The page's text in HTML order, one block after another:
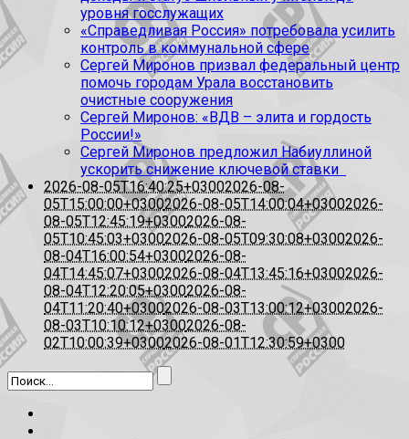
уровня госслужащих
«Справедливая Россия» потребовала усилить
контроль в коммунальной сфере
Сергей Миронов призвал федеральный центр
помочь городам Урала восстановить
очистные сооружения
Сергей Миронов: «ВДВ – элита и гордость
России!»
Сергей Миронов предложил Набиуллиной
ускорить снижение ключевой ставки
2026-08-05T16:40:25+03002026-08-
05T15:00:00+03002026-08-05T14:00:04+03002026-
08-05T12:45:19+03002026-08-
05T10:45:03+03002026-08-05T09:30:08+03002026-
08-04T16:00:54+03002026-08-
04T14:45:07+03002026-08-04T13:45:16+03002026-
08-04T12:20:05+03002026-08-
04T11:20:40+03002026-08-03T13:00:12+03002026-
08-03T10:10:12+03002026-08-
02T10:00:39+03002026-08-01T12:30:59+0300